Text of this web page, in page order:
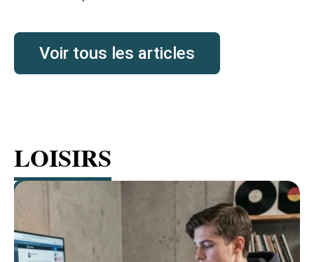
Voir tous les articles
LOISIRS
Voir tous les articles